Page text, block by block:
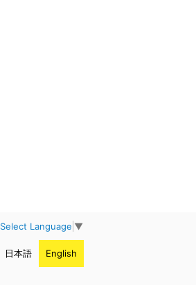
Select Language ▼
日本語 English